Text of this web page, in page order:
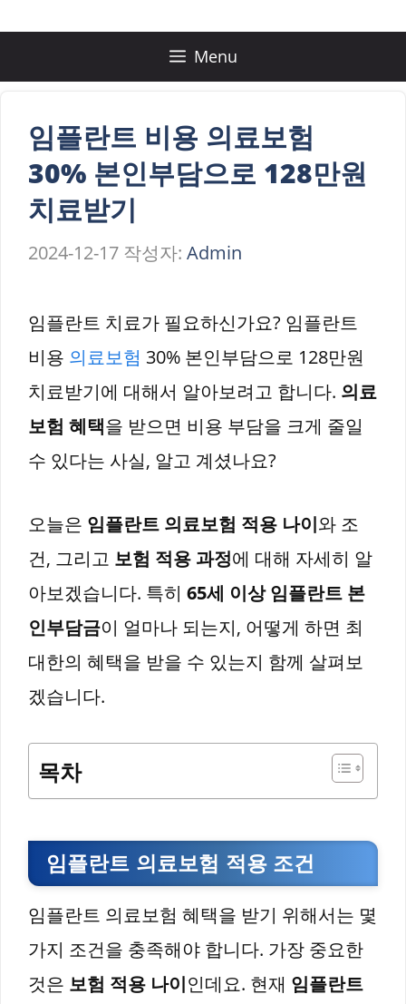
츠
Menu
임플란트 비용 의료보험
30% 본인부담으로 128만원
치료받기
2024-12-17 작성자: Admin
임플란트 치료가 필요하신가요? 임플란트
비용 의료보험 30% 본인부담으로 128만원
치료받기에 대해서 알아보려고 합니다. 의료
보험 혜택을 받으면 비용 부담을 크게 줄일
수 있다는 사실, 알고 계셨나요?
오늘은 임플란트 의료보험 적용 나이와 조
건, 그리고 보험 적용 과정에 대해 자세히 알
아보겠습니다. 특히 65세 이상 임플란트 본
인부담금이 얼마나 되는지, 어떻게 하면 최
대한의 혜택을 받을 수 있는지 함께 살펴보
겠습니다.
목차
임플란트 의료보험 적용 조건
임플란트 의료보험 혜택을 받기 위해서는 몇
가지 조건을 충족해야 합니다. 가장 중요한
것은 보험 적용 나이인데요. 현재 임플란트